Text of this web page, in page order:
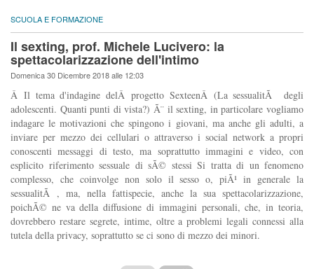
SCUOLA E FORMAZIONE
Il sexting, prof. Michele Lucivero: la
spettacolarizzazione dell'intimo
Domenica 30 Dicembre 2018 alle 12:03
Â Il tema d'indagine delÂ progetto SexteenÂ (La sessualitÃ degli
adolescenti. Quanti punti di vista?) Ã¨ il sexting, in particolare vogliamo
indagare le motivazioni che spingono i giovani, ma anche gli adulti, a
inviare per mezzo dei cellulari o attraverso i social network a propri
conoscenti messaggi di testo, ma soprattutto immagini e video, con
esplicito riferimento sessuale di sÃ© stessi Si tratta di un fenomeno
complesso, che coinvolge non solo il sesso o, piÃ¹ in generale la
sessualitÃ , ma, nella fattispecie, anche la sua spettacolarizzazione,
poichÃ© ne va della diffusione di immagini personali, che, in teoria,
dovrebbero restare segrete, intime, oltre a problemi legali connessi alla
tutela della privacy, soprattutto se ci sono di mezzo dei minori.